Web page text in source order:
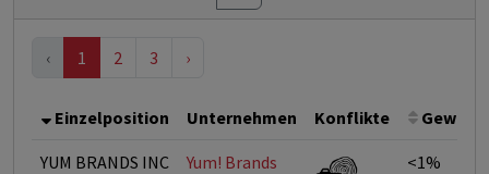
‹ 1 2 3 ›
Einzelposition Unternehmen Konflikte
YUM BRANDS INC
Yum! Brands
<1%